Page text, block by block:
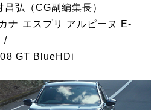
弘（CG副編集長）
ナ エスプリ アルピーヌ E-
/
GT BlueHDi